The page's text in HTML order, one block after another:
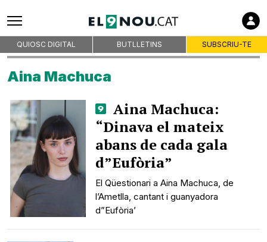
QUIOSC DIGITAL BUTLLETINS SUBSCRIU-TE
Aina Machuca
Aina Machuca:
“Dinava el mateix
abans de cada gala
d”Eufòria”
El Qüestionari a Aina Machuca, de
l’Ametlla, cantant i guanyadora
d”Eufòria’